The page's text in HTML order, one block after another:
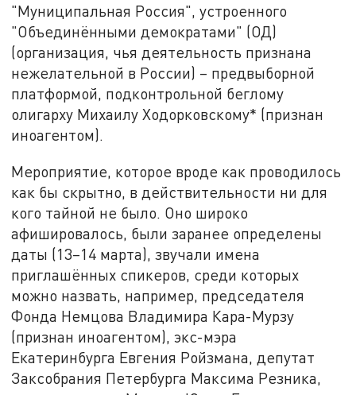
"Муниципальная Россия", устроенного
"Объединёнными демократами" (ОД)
(организация, чья деятельность признана
нежелательной в России) – предвыборной
платформой, подконтрольной беглому
олигарху Михаилу Ходорковскому* (признан
иноагентом).
Мероприятие, которое вроде как проводилось
как бы скрытно, в действительности ни для
кого тайной не было. Оно широко
афишировалось, были заранее определены
даты (13–14 марта), звучали имена
приглашённых спикеров, среди которых
можно назвать, например, председателя
Фонда Немцова Владимира Кара-Мурзу
(признан иноагентом), экс-мэра
Екатеринбурга Евгения Ройзмана, депутат
Заксобрания Петербурга Максима Резника,